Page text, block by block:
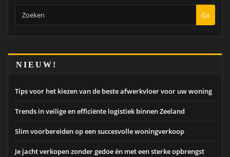
Ga
NIEUW!
Tips voor het kiezen van de beste afwerkvloer voor uw woning
Trends in veilige en efficiënte logistiek binnen Zeeland
Slim voorbereiden op een succesvolle woningverkoop
Je jacht verkopen zonder gedoe én met een sterke opbrengst